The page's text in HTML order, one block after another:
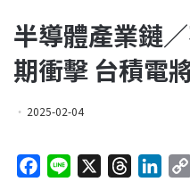
半導體產業鏈
期衝擊 台積電
2025-02-04